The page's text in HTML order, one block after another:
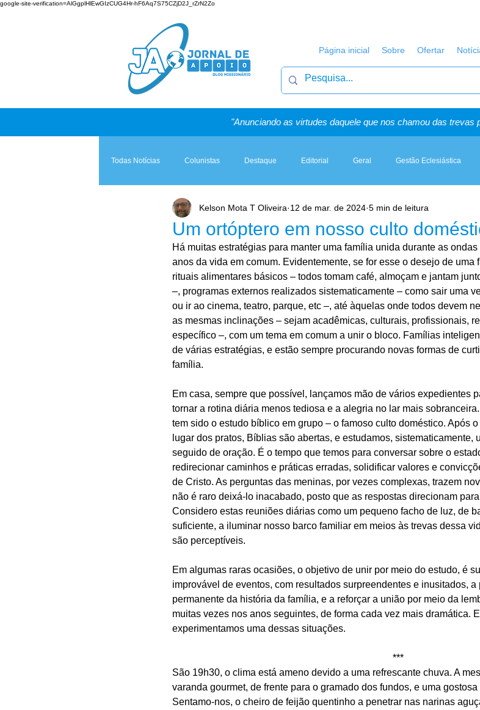
google-site-verification=AlGgplHlEwGIzCUG4Hr-hF6Aq7S75CZjD2J_rZrN2Zo
Página inicial Sobre Ofertar
"Anunciando as virtudes daquele que nos chamou das trevas
Todas Notícias Colunistas Destaque Editorial Geral Gestão Eclesiástica
Teologia & Prática A Igreja e a Lei Artigos, Sermões & Esboços
Um ortóptero em nosso culto
Kelson Mota T Oliveira 12 de mar. de 2024 5 min de leitura
Há muitas estratégias para manter uma família unida durante as
anos da vida em comum. Evidentemente, se for esse o desejo de uma
rituais alimentares básicos – todos tomam café, almoçam e jantam
–, programas externos realizados sistematicamente – como sair uma
ou ir ao cinema, teatro, parque, etc –, até àquelas onde todos devem
as mesmas inclinações – sejam acadêmicas, culturais, profissionais,
específico –, com um tema em comum a unir o bloco. Famílias
de várias estratégias, e estão sempre procurando novas formas de
família.
Em casa, sempre que possível, lançamos mão de vários expedientes
tornar a rotina diária menos tediosa e a alegria no lar mais
tem sido o estudo bíblico em grupo – o famoso culto doméstico. Após
lugar dos pratos, Bíblias são abertas, e estudamos, sistematicamente,
seguido de oração. É o tempo que temos para conversar sobre o
redirecionar caminhos e práticas erradas, solidificar valores e
de Cristo. As perguntas das meninas, por vezes complexas, trazem
não é raro deixá-lo inacabado, posto que as respostas direcionam
Considero estas reuniões diárias como um pequeno facho de luz, de
suficiente, a iluminar nosso barco familiar em meios às trevas dessa
são perceptíveis.
Em algumas raras ocasiões, o objetivo de unir por meio do estudo, é
improvável de eventos, com resultados surpreendentes e inusitados, a
permanente da história da família, e a reforçar a união por meio da
muitas vezes nos anos seguintes, de forma cada vez mais dramática.
experimentamos uma dessas situações.
***
São 19h30, o clima está ameno devido a uma refrescante chuva. A
varanda gourmet, de frente para o gramado dos fundos, e uma
Sentamo-nos, o cheiro de feijão quentinho a penetrar nas narinas